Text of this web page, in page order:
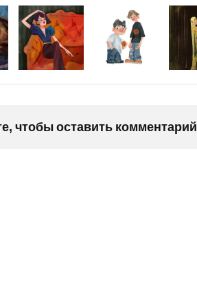
чтобы оставить комментарий